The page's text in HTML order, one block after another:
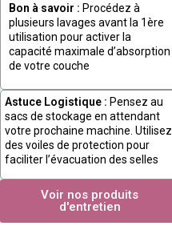
Bon à savoir : Procédez à
plusieurs lavages avant la 1ère
utilisation pour activer la
capacité maximale d’absorption
de votre couche
Astuce Logistique : Pensez au
sacs de stockage en attendant
votre prochaine machine. Utilisez
des voiles de protection pour
faciliter l’évacuation des selles
Voir nos produits
d'entretien